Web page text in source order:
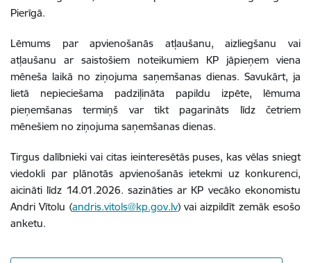
Pierīgā.
Lēmums par apvienošanās atļaušanu, aizliegšanu vai
atļaušanu ar saistošiem noteikumiem KP jāpieņem viena
mēneša laikā no ziņojuma saņemšanas dienas. Savukārt, ja
lietā nepieciešama padziļināta papildu izpēte, lēmuma
pieņemšanas termiņš var tikt pagarināts līdz četriem
mēnešiem no ziņojuma saņemšanas dienas.
Tirgus dalībnieki vai citas ieinteresētās puses, kas vēlas sniegt
viedokli par plānotās apvienošanās ietekmi uz konkurenci,
aicināti līdz 14.01.2026. sazināties ar KP vecāko ekonomistu
Andri Vītolu (andris.vitols@kp.gov.lv) vai aizpildīt zemāk esošo
anketu.